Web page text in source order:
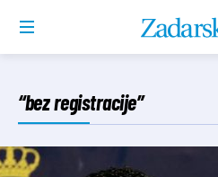
“bez registracije”